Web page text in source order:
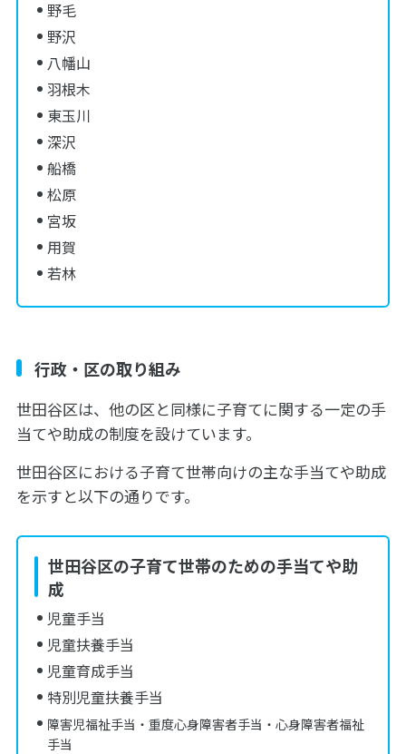
野毛
野沢
八幡山
羽根木
東玉川
深沢
船橋
松原
宮坂
用賀
若林
行政・区の取り組み
世田谷区は、他の区と同様に子育てに関する一定の手
当てや助成の制度を設けています。
世田谷区における子育て世帯向けの主な手当てや助成
を示すと以下の通りです。
世田谷区の子育て世帯のための手当てや助
成
児童手当
児童扶養手当
児童育成手当
特別児童扶養手当
障害児福祉手当・重度心身障害者手当・心身障害者福祉
手当